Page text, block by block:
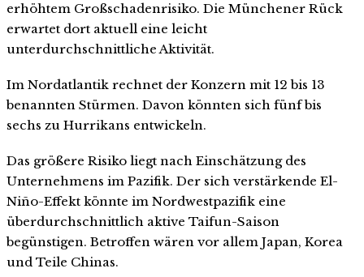
erhöhtem Großschadenrisiko. Die Münchener Rück
erwartet dort aktuell eine leicht
unterdurchschnittliche Aktivität.
Im Nordatlantik rechnet der Konzern mit 12 bis 13
benannten Stürmen. Davon könnten sich fünf bis
sechs zu Hurrikans entwickeln.
Das größere Risiko liegt nach Einschätzung des
Unternehmens im Pazifik. Der sich verstärkende El-
Niño-Effekt könnte im Nordwestpazifik eine
überdurchschnittlich aktive Taifun-Saison
begünstigen. Betroffen wären vor allem Japan, Korea
und Teile Chinas.